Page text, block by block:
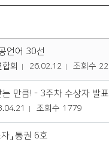
언어 30선
회 26.02.12 조회수
는 만큼! - 3주차 수상자 발표
조회수 1779
」 통권 6호